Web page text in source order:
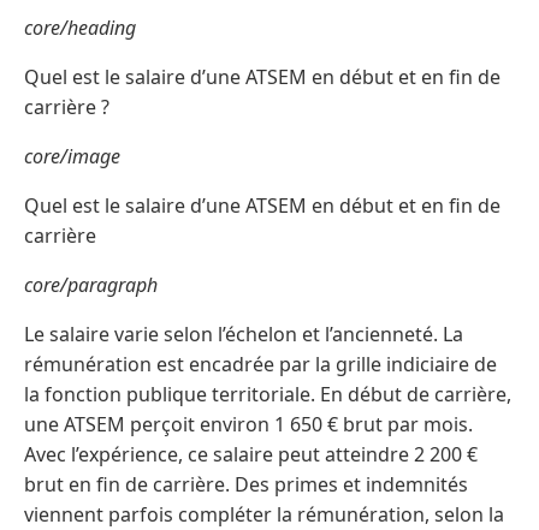
core/heading
Quel est le salaire d’une ATSEM en début et en fin de
carrière ?
core/image
Quel est le salaire d’une ATSEM en début et en fin de
carrière
core/paragraph
Le salaire varie selon l’échelon et l’ancienneté. La
rémunération est encadrée par la grille indiciaire de
la fonction publique territoriale. En début de carrière,
une ATSEM perçoit environ 1 650 € brut par mois.
Avec l’expérience, ce salaire peut atteindre 2 200 €
brut en fin de carrière. Des primes et indemnités
viennent parfois compléter la rémunération, selon la